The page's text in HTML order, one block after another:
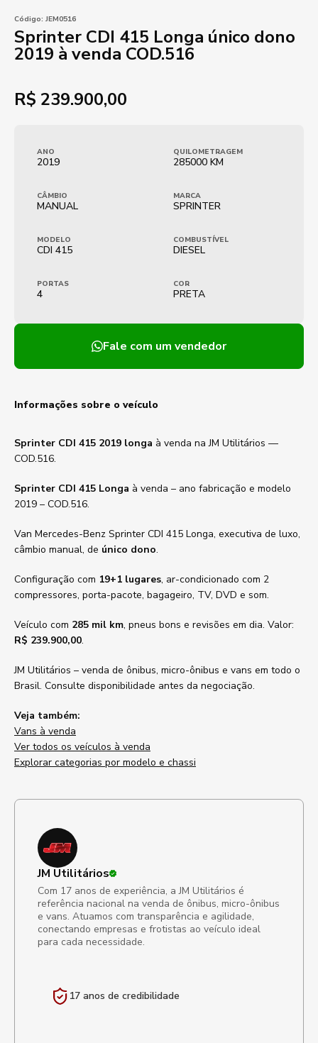
Código: JEM0516
Sprinter CDI 415 Longa único dono
2019 à venda COD.516
R$ 239.900,00
ANO
2019
QUILOMETRAGEM
285000 KM
CÂMBIO
MANUAL
MARCA
SPRINTER
MODELO
CDI 415
COMBUSTÍVEL
DIESEL
PORTAS
4
COR
PRETA
Fale com um vendedor
Informações sobre o veículo
Sprinter CDI 415 2019 longa à venda na JM Utilitários —
COD.516.
Sprinter CDI 415 Longa à venda – ano fabricação e modelo
2019 – COD.516.
Van Mercedes-Benz Sprinter CDI 415 Longa, executiva de luxo,
câmbio manual, de único dono.
Configuração com 19+1 lugares, ar-condicionado com 2
compressores, porta-pacote, bagageiro, TV, DVD e som.
Veículo com 285 mil km, pneus bons e revisões em dia. Valor:
R$ 239.900,00.
JM Utilitários – venda de ônibus, micro-ônibus e vans em todo o
Brasil. Consulte disponibilidade antes da negociação.
Veja também:
Vans à venda
Ver todos os veículos à venda
Explorar categorias por modelo e chassi
JM Utilitários
Com 17 anos de experiência, a JM Utilitários é
referência nacional na venda de ônibus, micro-ônibus
e vans. Atuamos com transparência e agilidade,
conectando empresas e frotistas ao veículo ideal
para cada necessidade.
17 anos de credibilidade